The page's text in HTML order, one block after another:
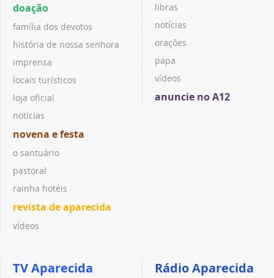
doação
família dos devotos
história de nossa senhora
imprensa
locais turísticos
loja oficial
notícias
novena e festa
o santuário
pastoral
rainha hotéis
revista de aparecida
vídeos
libras
notícias
orações
papa
vídeos
anuncie no A12
TV Aparecida Rádio Aparecida